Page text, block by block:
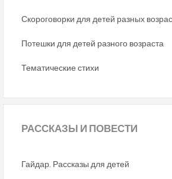
Скороговорки для детей разных
Потешки для детей разного возраста
Тематические стихи
РАССКАЗЫ И ПОВЕСТИ
Гайдар. Рассказы для детей